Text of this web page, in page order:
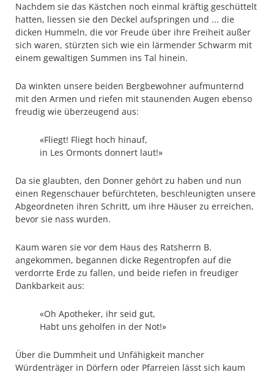
Nachdem sie das Kästchen noch einmal kräftig geschüttelt
hatten, liessen sie den Deckel aufspringen und ... die
dicken Hummeln, die vor Freude über ihre Freiheit außer
sich waren, stürzten sich wie ein lärmender Schwarm mit
einem gewaltigen Summen ins Tal hinein.
Da winkten unsere beiden Bergbewohner aufmunternd
mit den Armen und riefen mit staunenden Augen ebenso
freudig wie überzeugend aus:
«Fliegt! Fliegt hoch hinauf,
in Les Ormonts donnert laut!»
Da sie glaubten, den Donner gehört zu haben und nun
einen Regenschauer befürchteten, beschleunigten unsere
Abgeordneten ihren Schritt, um ihre Häuser zu erreichen,
bevor sie nass wurden.
Kaum waren sie vor dem Haus des Ratsherrn B.
angekommen, begannen dicke Regentropfen auf die
verdorrte Erde zu fallen, und beide riefen in freudiger
Dankbarkeit aus:
«Oh Apotheker, ihr seid gut,
Habt uns geholfen in der Not!»
Über die Dummheit und Unfähigkeit mancher
Würdenträger in Dörfern oder Pfarreien lässt sich kaum